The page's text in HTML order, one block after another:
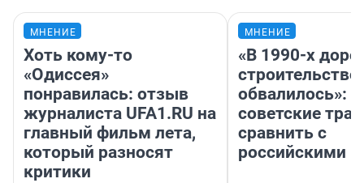
МНЕНИЕ
Хоть кому-то
«Одиссея»
понравилась: отзыв
журналиста UFA1.RU на
главный фильм лета,
который разносят
критики
МНЕНИЕ
«В 1990-х
строительство
обвалилось»:
советские
сравнить с
российскими